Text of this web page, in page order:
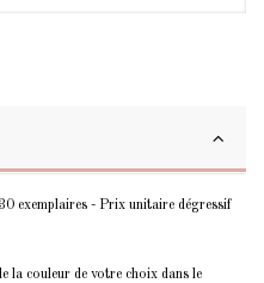
exemplaires - Prix unitaire dégressif
la couleur de votre choix dans le